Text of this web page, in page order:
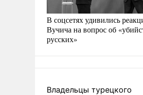
В соцсетях удивились
Вучича на вопрос об
русских»
Владельцы турецкого